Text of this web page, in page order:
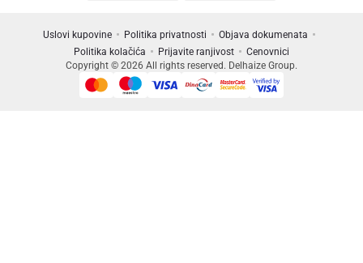
Uslovi kupovine Politika privatnosti
Objava dokumenata
Politika kolačića
Prijavite ranjivost
Cenovnici
Copyright © 2026 All rights reserved. Delhaize Group.